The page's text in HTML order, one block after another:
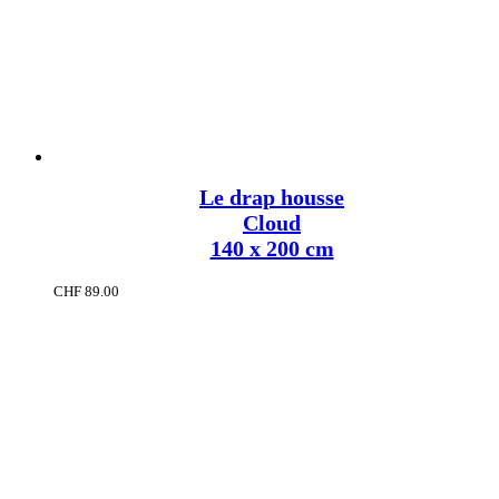
Le drap housse
Cloud
140 x 200 cm
CHF 89.00